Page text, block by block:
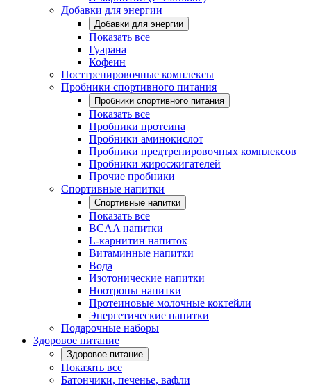
Добавки для энергии
Добавки для энергии
Показать все
Гуарана
Кофеин
Посттренировочные комплексы
Пробники спортивного питания
Пробники спортивного питания
Показать все
Пробники протеина
Пробники аминокислот
Пробники предтренировочных комплексов
Пробники жиросжигателей
Прочие пробники
Спортивные напитки
Спортивные напитки
Показать все
BCAA напитки
L-карнитин напиток
Витаминные напитки
Вода
Изотонические напитки
Ноотропы напитки
Протеиновые молочные коктейли
Энергетические напитки
Подарочные наборы
Здоровое питание
Здоровое питание
Показать все
Батончики, печенье, вафли